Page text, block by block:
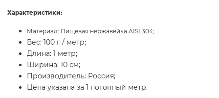
Характеристики:
Материал: Пищевая нержавейка AISI 304;
Вес: 100 г / метр;
Длина: 1 метр;
Ширина: 10 см;
Производитель: Россия;
Цена указана за 1 погонный метр.